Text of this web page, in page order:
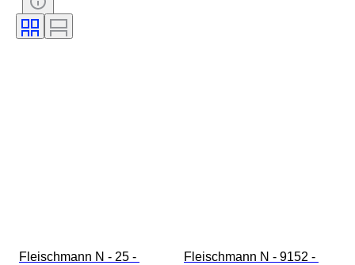
Alimentare electrică
Compania de cale ferată
Fleischmann N - 25 -
Fleischmann N - 9152 -